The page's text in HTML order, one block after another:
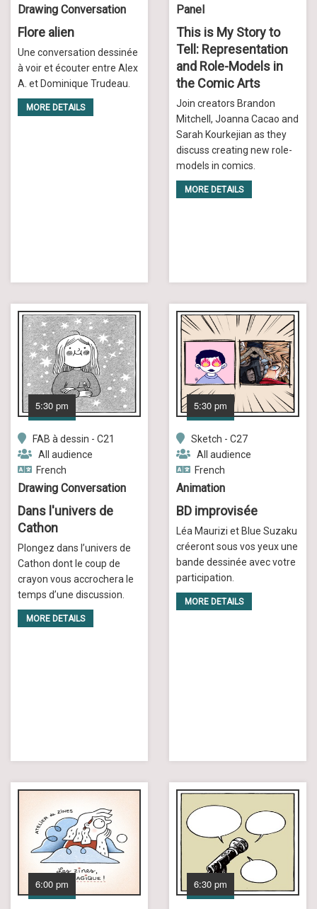
Drawing Conversation
Flore alien
Une conversation dessinée
à voir et écouter entre Alex
A. et Dominique Trudeau.
MORE DETAILS
Panel
This is My Story to
Tell: Representation
and Role-Models in
the Comic Arts
Join creators Brandon
Mitchell, Joanna Cacao and
Sarah Kourkejian as they
discuss creating new role-
models in comics.
MORE DETAILS
5:30 pm
FAB à dessin - C21
All audience
French
Drawing Conversation
Dans l'univers de
Cathon
Plongez dans l’univers de
Cathon dont le coup de
crayon vous accrochera le
temps d’une discussion.
MORE DETAILS
5:30 pm
Sketch - C27
All audience
French
Animation
BD improvisée
Léa Maurizi et Blue Suzaku
créeront sous vos yeux une
bande dessinée avec votre
participation.
MORE DETAILS
6:00 pm 6:30 pm